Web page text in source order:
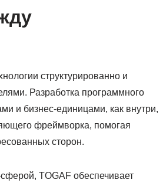
структурированно и
Разработка программного
и бизнес-единицами, как внутри,
фреймворка, помогая
сторон.
TOGAF обеспечивает